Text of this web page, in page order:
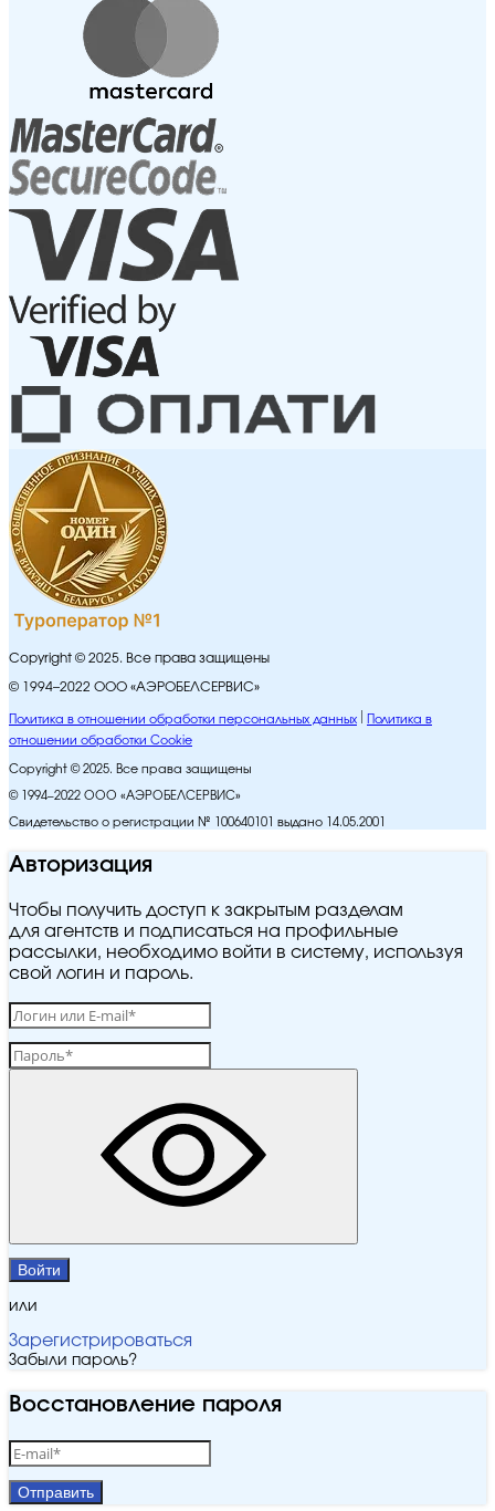
Copyright © 2025. Все права защищены
© 1994–2022 ООО «АЭРОБЕЛСЕРВИС»
Политика в отношении обработки персональных данных
Политика в
отношении обработки Cookie
Copyright © 2025. Все права защищены
© 1994–2022 ООО «АЭРОБЕЛСЕРВИС»
Свидетельство о регистрации № 100640101 выдано 14.05.2001
Авторизация
Чтобы получить доступ к закрытым разделам
для агентств и подписаться на профильные
рассылки, необходимо войти в систему, используя
свой логин и пароль.
Войти
или
Зарегистрироваться
Забыли пароль?
Восстановление пароля
Отправить